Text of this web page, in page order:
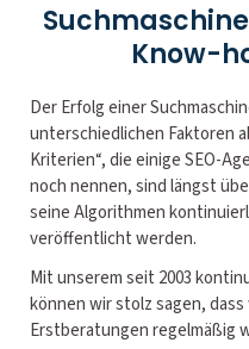
Know-
Der Erfolg einer
unterschiedlichen Faktoren
Kriterien“, die einige SEO-
noch nennen, sind längst
seine Algorithmen
veröffentlicht werden.
Mit unserem seit 2003
können wir stolz sagen,
Erstberatungen regelmäßig